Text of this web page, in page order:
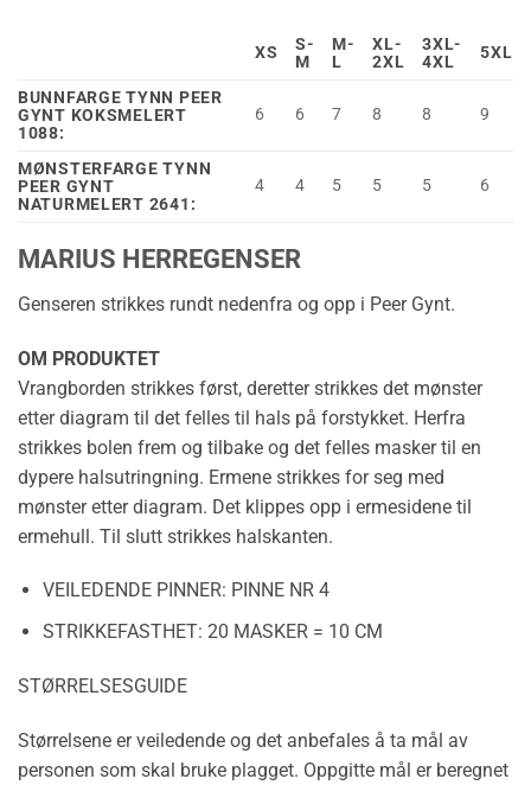
XS
S-
M
M-
L
XL-
2XL
3XL-
4XL
5XL
BUNNFARGE TYNN PEER
GYNT KOKSMELERT
1088:
6 6 7 8 8 9
MØNSTERFARGE TYNN
PEER GYNT
NATURMELERT 2641:
4 4 5 5 5 6
MARIUS HERREGENSER
Genseren strikkes rundt nedenfra og opp i Peer Gynt.
OM PRODUKTET
Vrangborden strikkes først, deretter strikkes det mønster
etter diagram til det felles til hals på forstykket. Herfra
strikkes bolen frem og tilbake og det felles masker til en
dypere halsutringning. Ermene strikkes for seg med
mønster etter diagram. Det klippes opp i ermesidene til
ermehull. Til slutt strikkes halskanten.
VEILEDENDE PINNER: PINNE NR 4
STRIKKEFASTHET: 20 MASKER = 10 CM
STØRRELSESGUIDE
Størrelsene er veiledende og det anbefales å ta mål av
personen som skal bruke plagget. Oppgitte mål er beregnet